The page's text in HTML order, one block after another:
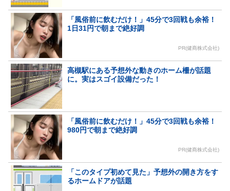
「風俗前に飲むだけ！」45分で3回戦も余裕！
1日31円で朝まで絶好調
PR(健商株式会社)
高槻駅にある予想外な動きのホーム柵が話題
に。実はスゴイ設備だった！
「風俗前に飲むだけ！」45分で3回戦も余裕！
980円で朝まで絶好調
PR(健商株式会社)
「このタイプ初めて見た」予想外の開き方をす
るホームドアが話題